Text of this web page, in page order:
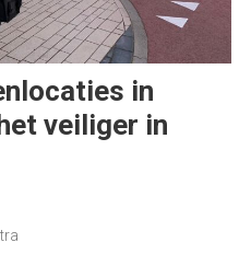
in
veiliger in